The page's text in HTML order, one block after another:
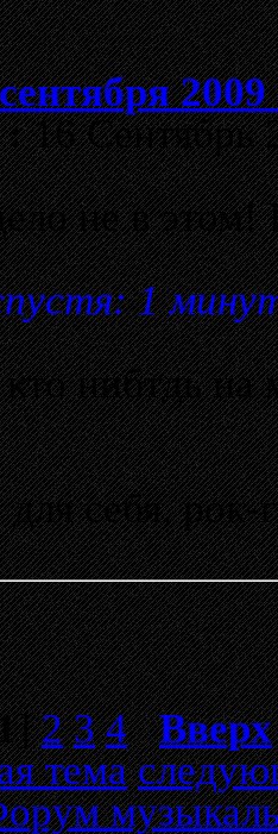
2009
:16 Сентябрь
не в
1
нибтдь на
себя, рок-
]2 3 4
Вверх
тема